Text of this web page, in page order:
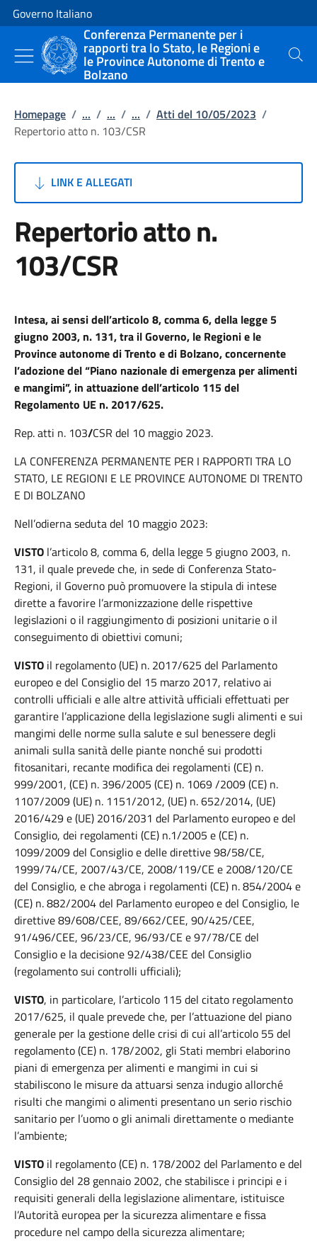
Vai al contenuto
Vai alla navigazione del sito
Governo Italiano
Conferenza Permanente per i
rapporti tra lo Stato, le Regioni e
le Province Autonome di Trento e
Bolzano
Cerca
Homepage / ... / ... / ... / Atti del 10/05/2023 /
Repertorio atto n. 103/CSR
LINK E ALLEGATI
Repertorio atto n.
103/CSR
Intesa, ai sensi dell’articolo 8, comma 6, della legge 5
giugno 2003, n. 131, tra il Governo, le Regioni e le
Province autonome di Trento e di Bolzano, concernente
l’adozione del “Piano nazionale di emergenza per alimenti
e mangimi”, in attuazione dell’articolo 115 del
Regolamento UE n. 2017/625.
Rep. atti n. 103/CSR del 10 maggio 2023.
LA CONFERENZA PERMANENTE PER I RAPPORTI TRA LO
STATO, LE REGIONI E LE PROVINCE AUTONOME DI TRENTO
E DI BOLZANO
Nell’odierna seduta del 10 maggio 2023:
VISTO l’articolo 8, comma 6, della legge 5 giugno 2003, n.
131, il quale prevede che, in sede di Conferenza Stato-
Regioni, il Governo può promuovere la stipula di intese
dirette a favorire l’armonizzazione delle rispettive
legislazioni o il raggiungimento di posizioni unitarie o il
conseguimento di obiettivi comuni;
VISTO il regolamento (UE) n. 2017/625 del Parlamento
europeo e del Consiglio del 15 marzo 2017, relativo ai
controlli ufficiali e alle altre attività ufficiali effettuati per
garantire l’applicazione della legislazione sugli alimenti e sui
mangimi delle norme sulla salute e sul benessere degli
animali sulla sanità delle piante nonché sui prodotti
fitosanitari, recante modifica dei regolamenti (CE) n.
999/2001, (CE) n. 396/2005 (CE) n. 1069 /2009 (CE) n.
1107/2009 (UE) n. 1151/2012, (UE) n. 652/2014, (UE)
2016/429 e (UE) 2016/2031 del Parlamento europeo e del
Consiglio, dei regolamenti (CE) n.1/2005 e (CE) n.
1099/2009 del Consiglio e delle direttive 98/58/CE,
1999/74/CE, 2007/43/CE, 2008/119/CE e 2008/120/CE
del Consiglio, e che abroga i regolamenti (CE) n. 854/2004 e
(CE) n. 882/2004 del Parlamento europeo e del Consiglio, le
direttive 89/608/CEE, 89/662/CEE, 90/425/CEE,
91/496/CEE, 96/23/CE, 96/93/CE e 97/78/CE del
Consiglio e la decisione 92/438/CEE del Consiglio
(regolamento sui controlli ufficiali);
VISTO, in particolare, l’articolo 115 del citato regolamento
2017/625, il quale prevede che, per l’attuazione del piano
generale per la gestione delle crisi di cui all’articolo 55 del
regolamento (CE) n. 178/2002, gli Stati membri elaborino
piani di emergenza per alimenti e mangimi in cui si
stabiliscono le misure da attuarsi senza indugio allorché
risulti che mangimi o alimenti presentano un serio rischio
sanitario per l’uomo o gli animali direttamente o mediante
l’ambiente;
VISTO il regolamento (CE) n. 178/2002 del Parlamento e del
Consiglio del 28 gennaio 2002, che stabilisce i principi e i
requisiti generali della legislazione alimentare, istituisce
l’Autorità europea per la sicurezza alimentare e fissa
procedure nel campo della sicurezza alimentare;